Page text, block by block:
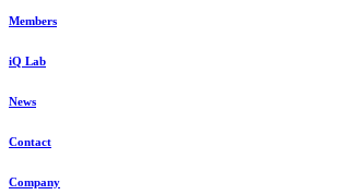
Members
iQ Lab
News
Contact
Company